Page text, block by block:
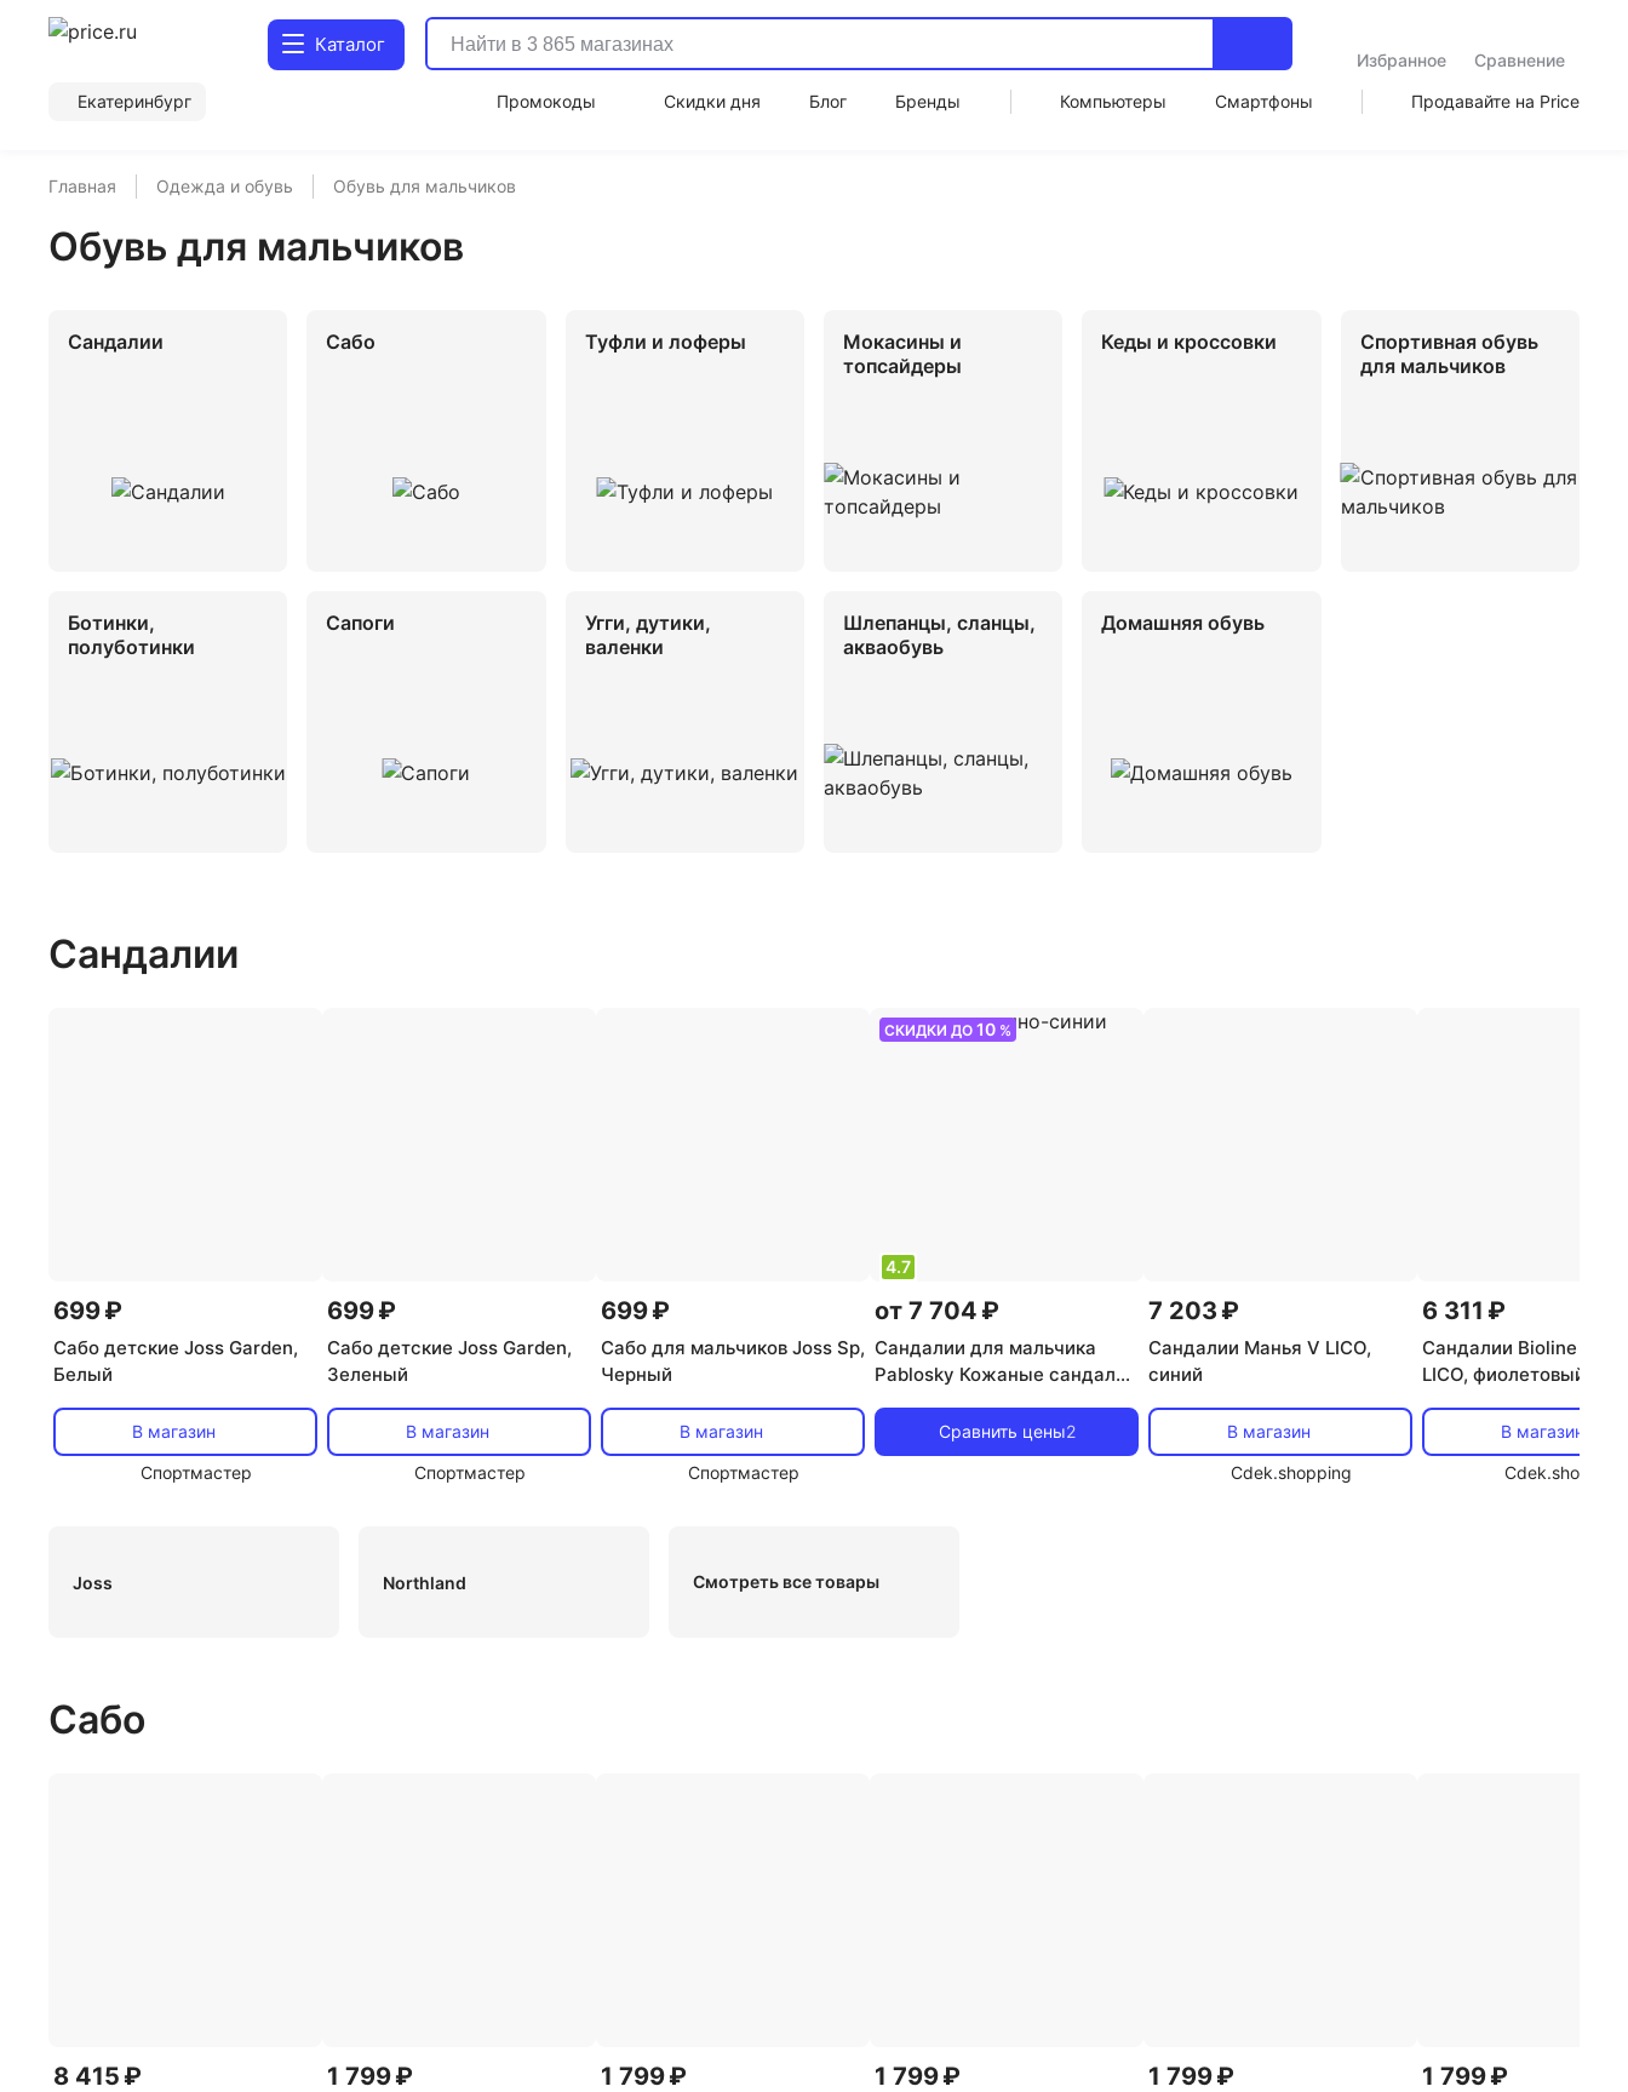
Каталог
Избранное
Сравнение
Екатеринбург
Промокоды Скидки дня Блог Бренды Компьютеры Смартфоны Продавайте на Price
Главная Одежда и обувь Обувь для мальчиков
Обувь для мальчиков
Сандалии Сабо Туфли и лоферы
Мокасины и
топсайдеры
Кеды и кроссовки
Спортивная обувь
для мальчиков
Ботинки,
полуботинки
Сапоги
Угги, дутики,
валенки
Шлепанцы, сланцы,
акваобувь
Домашняя обувь
Сандалии
699 ₽
Сабо детские Joss Garden,
Белый
В магазин
Спортмастер
699 ₽
Сабо детские Joss Garden,
Зеленый
В магазин
Спортмастер
699 ₽
Сабо для мальчиков Joss Sp,
Черный
В магазин
Спортмастер
СКИДКИ ДО 10 %
4.7
от 7 704 ₽
Сандалии для мальчика
Pablosky Кожаные сандалии
застежкой-липучкой,
темно-синий
Сравнить цены2
7 203 ₽
Сандалии Манья V LICO,
синий
В магазин
Cdek.shopping
6 311 ₽
Сандалии Bioline Clog
LICO, фиолетовый
В магазин
Cdek.shopping
Joss Northland Смотреть все товары
Сабо
8 415 ₽ 1 799 ₽ 1 799 ₽ 1 799 ₽ 1 799 ₽ 1 799 ₽